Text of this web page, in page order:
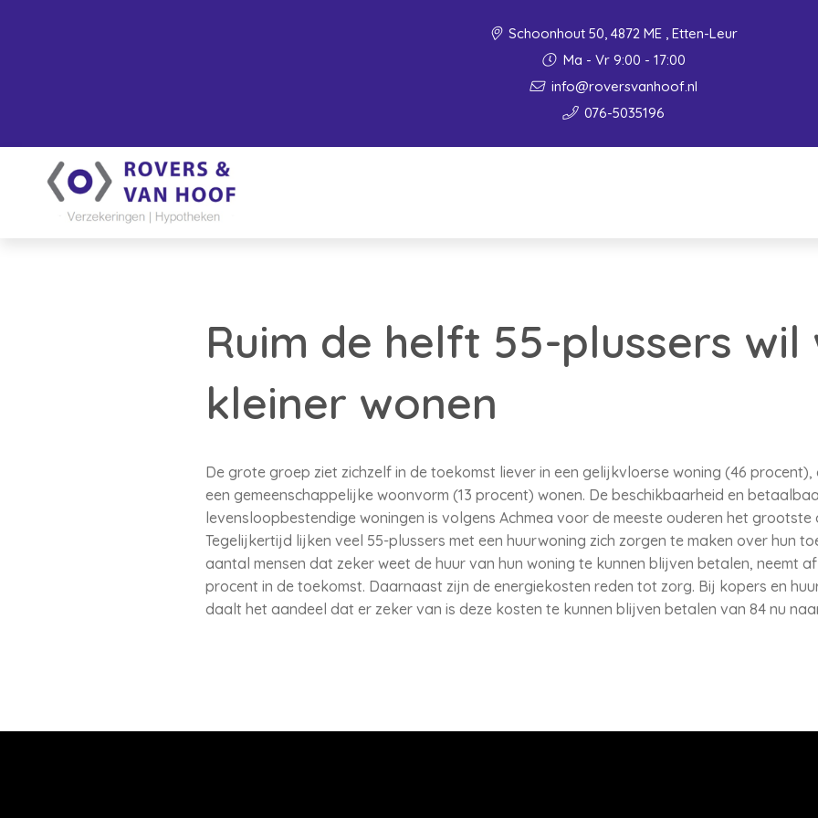
Schoonhout 50, 4872 ME , Etten-Leur
Ma - Vr 9:00 - 17:00
info@roversvanhoof.nl
076-5035196
Ruim de helft 55-plussers wil
kleiner wonen
De grote groep ziet zichzelf in de toekomst liever in een gelijkvloerse woning (46
een gemeenschappelijke woonvorm (13 procent) wonen. De beschikbaarheid en
levensloopbestendige woningen is volgens Achmea voor de meeste ouderen het grootste
Tegelijkertijd lijken veel 55-plussers met een huurwoning zich zorgen te maken over hun
aantal mensen dat zeker weet de huur van hun woning te kunnen blijven betalen, neemt
procent in de toekomst. Daarnaast zijn de energiekosten reden tot zorg. Bij kopers en
daalt het aandeel dat er zeker van is deze kosten te kunnen blijven betalen van 84 nu